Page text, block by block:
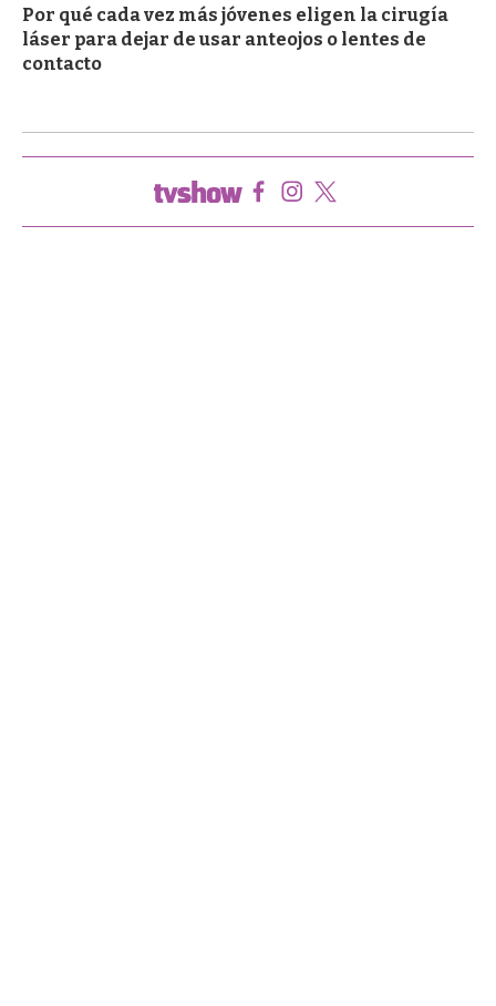
Por qué cada vez más jóvenes eligen la cirugía
láser para dejar de usar anteojos o lentes de
contacto